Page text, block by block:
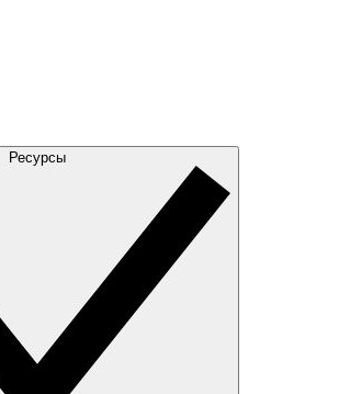
Ресурсы